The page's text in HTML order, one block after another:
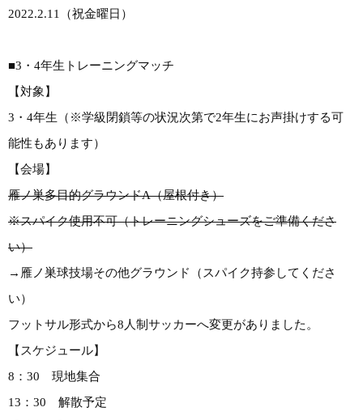
2022.2.11（祝金曜日）
■3・4年生トレーニングマッチ
【対象】
3・4年生（※学級閉鎖等の状況次第で2年生にお声掛けする可
能性もあります）
【会場】
雁ノ巣多目的グラウンドA（屋根付き）
※スパイク使用不可（トレーニングシューズをご準備くださ
い）
→雁ノ巣球技場その他グラウンド（スパイク持参してくださ
い）
フットサル形式から8人制サッカーへ変更がありました。
【スケジュール】
8：30 現地集合
13：30 解散予定